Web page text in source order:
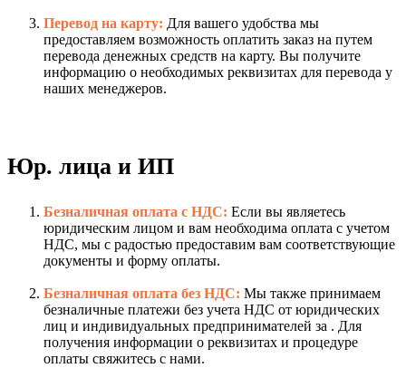
Перевод на карту: Для вашего удобства мы
предоставляем возможность оплатить заказ на путем
перевода денежных средств на карту. Вы получите
информацию о необходимых реквизитах для перевода у
наших менеджеров.
Юр. лица и ИП
Безналичная оплата с НДС: Если вы являетесь
юридическим лицом и вам необходима оплата с учетом
НДС, мы с радостью предоставим вам соответствующие
документы и форму оплаты.
Безналичная оплата без НДС: Мы также принимаем
безналичные платежи без учета НДС от юридических
лиц и индивидуальных предпринимателей за . Для
получения информации о реквизитах и процедуре
оплаты свяжитесь с нами.